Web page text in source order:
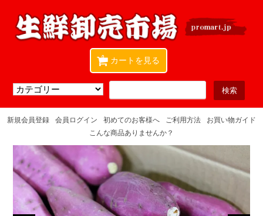
カートを見る
0
新規会員登録 会員ログイン 初めてのお客様へ ご利用方法
お買い物ガイド
こんな商品ありませんか？